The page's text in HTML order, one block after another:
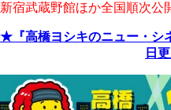
新宿武蔵野館ほか全国順次公
★『高橋ヨシキのニュー・シ
日